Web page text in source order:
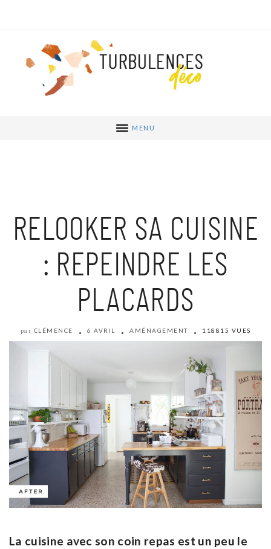
MENU
RELOOKER SA CUISINE
: REPEINDRE LES
PLACARDS
par CLÉMENCE 6 AVRIL AMÉNAGEMENT 118815 VUES
La cuisine avec son coin repas est un peu le